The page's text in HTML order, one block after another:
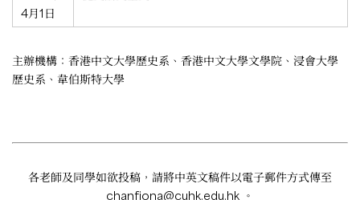
4月1日
主辦機構：香港中文大學歷史系、香港中文大學文學院、浸會大學
歷史系、韋伯斯特大學
各老師及同學如欲投稿，請將中英文稿件以電子郵件方式傳至
chanfiona@cuhk.edu.hk 。